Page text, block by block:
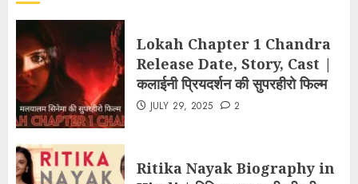
Lokah Chapter 1 Chandra
Release Date, Story, Cast |
कलाईनी प्रियदर्शन की सुपरहीरो फिल्म
JULY 29, 2025 2
Ritika Nayak Biography in